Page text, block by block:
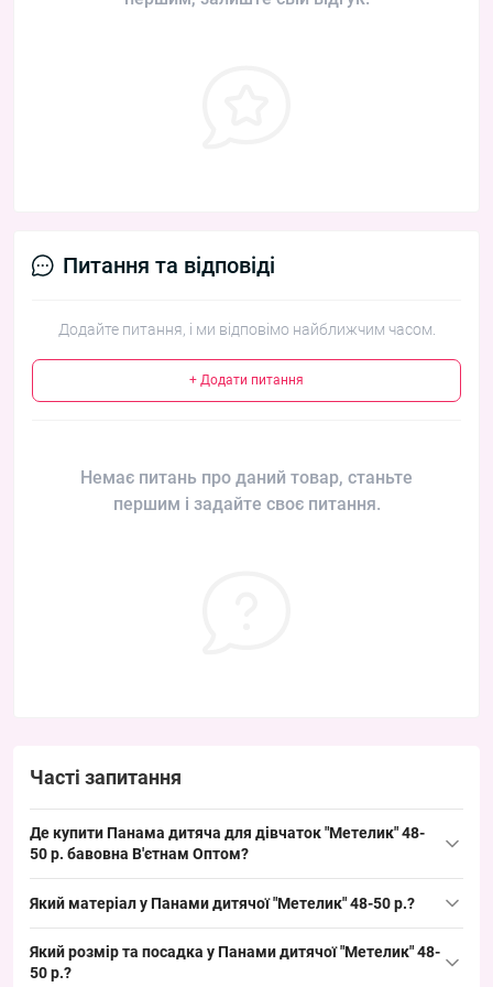
Питання та відповіді
Додайте питання, і ми відповімо найближчим часом.
+ Додати питання
Немає питань про даний товар, станьте
першим і задайте своє питання.
Часті запитання
Де купити Панама дитяча для дівчаток "Метелик" 48-
50 р. бавовна В'єтнам Оптом?
можна оптом з Одеси 7КМ; це ходовий літній розмір для
користується попитом у роздрібних точок.
Який матеріал у Панами дитячої "Метелик" 48-50 р.?
панам, забезпечує хорошу повітропроникність і підходить для
Який розмір та посадка у Панами дитячої "Метелик" 48-
50 р.?